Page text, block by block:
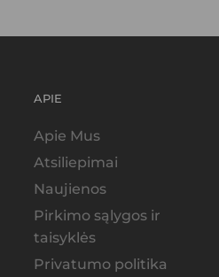
APIE
Apie Mus
Atsiliepimai
Naujienos
Pirkimo sąlygos ir
taisyklės
Privatumo politika